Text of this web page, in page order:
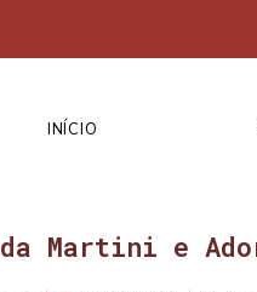
INÍCIO
Martini e